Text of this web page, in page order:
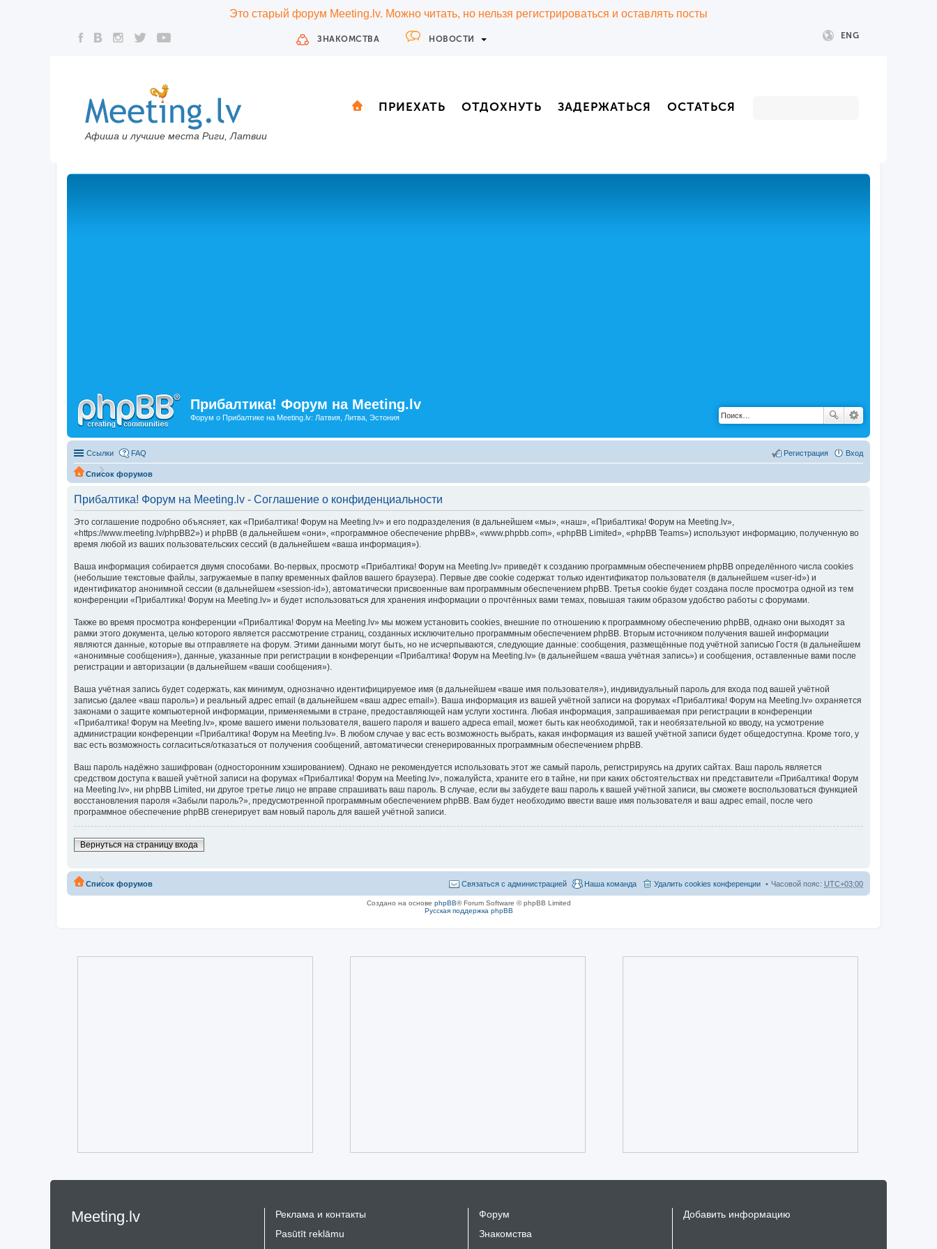
Это старый форум Meeting.lv. Можно читать, но нельзя регистрироваться и оставлять посты
ЗНАКОМСТВА НОВОСТИ ENG
Афиша и лучшие места Риги, Латвии
ПРИЕХАТЬ ОТДОХНУТЬ ЗАДЕРЖАТЬСЯ ОСТАТЬСЯ
Прибалтика! Форум на Meeting.lv
Форум о Прибалтике на Meeting.lv: Латвия, Литва, Эстония
Ссылки FAQ Вход
Регистрация
Список форумов
Прибалтика! Форум на Meeting.lv - Соглашение о конфиденциальности
Это соглашение подробно объясняет, как «Прибалтика! Форум на Meeting.lv» и его подразделения (в дальнейшем «мы», «наш», «Прибалтика! Форум на Meeting.lv»,
«https://www.meeting.lv/phpBB2») и phpBB (в дальнейшем «они», «программное обеспечение phpBB», «www.phpbb.com», «phpBB Limited», «phpBB Teams») используют информацию, полученную во
время любой из ваших пользовательских сессий (в дальнейшем «ваша информация»).
Ваша информация собирается двумя способами. Во-первых, просмотр «Прибалтика! Форум на Meeting.lv» приведёт к созданию программным обеспечением phpBB определённого числа cookies
(небольшие текстовые файлы, загружаемые в папку временных файлов вашего браузера). Первые две cookie содержат только идентификатор пользователя (в дальнейшем «user-id») и
идентификатор анонимной сессии (в дальнейшем «session-id»), автоматически присвоенные вам программным обеспечением phpBB. Третья cookie будет создана после просмотра одной из тем
конференции «Прибалтика! Форум на Meeting.lv» и будет использоваться для хранения информации о прочтённых вами темах, повышая таким образом удобство работы с форумами.
Также во время просмотра конференции «Прибалтика! Форум на Meeting.lv» мы можем установить cookies, внешние по отношению к программному обеспечению phpBB, однако они выходят за
рамки этого документа, целью которого является рассмотрение страниц, созданных исключительно программным обеспечением phpBB. Вторым источником получения вашей информации
являются данные, которые вы отправляете на форум. Этими данными могут быть, но не исчерпываются, следующие данные: сообщения, размещённые под учётной записью Гостя (в дальнейшем
«анонимные сообщения»), данные, указанные при регистрации в конференции «Прибалтика! Форум на Meeting.lv» (в дальнейшем «ваша учётная запись») и сообщения, оставленные вами после
регистрации и авторизации (в дальнейшем «ваши сообщения»).
Ваша учётная запись будет содержать, как минимум, однозначно идентифицируемое имя (в дальнейшем «ваше имя пользователя»), индивидуальный пароль для входа под вашей учётной
записью (далее «ваш пароль») и реальный адрес email (в дальнейшем «ваш адрес email»). Ваша информация из вашей учётной записи на форумах «Прибалтика! Форум на Meeting.lv» охраняется
законами о защите компьютерной информации, применяемыми в стране, предоставляющей нам услуги хостинга. Любая информация, запрашиваемая при регистрации в конференции
«Прибалтика! Форум на Meeting.lv», кроме вашего имени пользователя, вашего пароля и вашего адреса email, может быть как необходимой, так и необязательной ко вводу, на усмотрение
администрации конференции «Прибалтика! Форум на Meeting.lv». В любом случае у вас есть возможность выбрать, какая информация из вашей учётной записи будет общедоступна. Кроме того, у
вас есть возможность согласиться/отказаться от получения сообщений, автоматически сгенерированных программным обеспечением phpBB.
Ваш пароль надёжно зашифрован (односторонним хэшированием). Однако не рекомендуется использовать этот же самый пароль, регистрируясь на других сайтах. Ваш пароль является
средством доступа к вашей учётной записи на форумах «Прибалтика! Форум на Meeting.lv», пожалуйста, храните его в тайне, ни при каких обстоятельствах ни представители «Прибалтика! Форум
на Meeting.lv», ни phpBB Limited, ни другое третье лицо не вправе спрашивать ваш пароль. В случае, если вы забудете ваш пароль к вашей учётной записи, вы сможете воспользоваться функцией
восстановления пароля «Забыли пароль?», предусмотренной программным обеспечением phpBB. Вам будет необходимо ввести ваше имя пользователя и ваш адрес email, после чего
программное обеспечение phpBB сгенерирует вам новый пароль для вашей учётной записи.
Вернуться на страницу входа
Список форумов Часовой пояс: UTC+03:00
Удалить cookies конференции
Наша команда
Связаться с администрацией
Создано на основе phpBB® Forum Software © phpBB Limited
Русская поддержка phpBB
Meeting.lv
Реклама и контакты
Pasūtīt reklāmu
Форум
Знакомства
Добавить информацию